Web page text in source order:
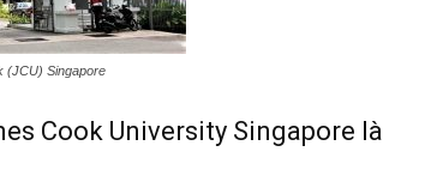
(JCU) Singapore
Cook University Singapore là